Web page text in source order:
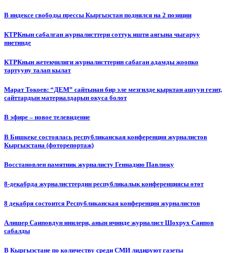
В индексе свободы прессы Кыргызстан поднялся на 2 позиции
КТРКнын сабалган журналисттери соттук ишти аягына чыгаруу
ниетинде
КТРКнын жетекчилиги журналисттерин сабаган адамды жоопко
тартууну талап кылат
Марат Токоев: “ДЕМ” сайтынан бир эле мезгилде кырктан ашуун гезит,
сайттардын материалдарын окуса болот
В эфире – новое телевидение
В Бишкеке состоялась республиканская конференция журналистов
Кыргызстана (фоторепортаж)
Восстановлен памятник журналисту Геннадию Павлюку
8-декабрда журналисттердин республикалык конференциясы өтөт
8 декабря состоится Республиканская конференция журналистов
Алишер Саиповдун инилери, анын ичинде журналист Шохрух Саипов
сабалды
В Кыргызстане по количеству среди СМИ лидируют газеты